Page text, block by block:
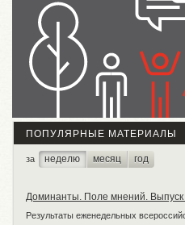
ПОПУЛЯРНЫЕ МАТЕРИАЛЫ
за неделю месяц год
Доминанты. Поле мнений. Выпуск
Результаты еженедельных